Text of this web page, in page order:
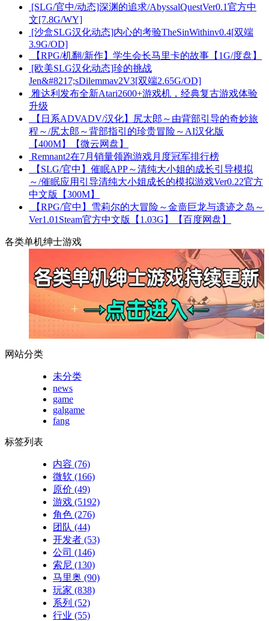
[SLG/官中/动态]深渊的追求/AbyssalQuestVer0.1官方中
文[7.8G/WY]
[沙盒SLG汉化动态]内心的考验TheSinWithinv0.4[双端
3.9G/OD]
【RPG/机翻/新作】学生会长马里卡的故事【1G/度盘】
[欧美SLG汉化动态]珍的挑战
Jen&#8217;sDilemmav2V3[双端2.65G/OD]
雅达利发布全新Atari2600+游戏机，经典复古游戏体验
升级
【日系ADVADV/汉化】尻太郎～由背部引导的奇妙旅
程～/尻太郎～背部指引的珍贵冒险～AI汉化版
【400M】【微云网盘】
Remnant2在7月销量领跑游戏月度冠军排行榜
【SLG/官中】催眠APP～清纯大小姐的成长引导模拟
～/催眠应用引导清纯大小姐成长的模拟游戏Ver0.22官方
中文版【300M】
【RPG/官中】雪莉尔的大冒险～金啬巨龙与遗迹之岛～
Ver1.01Steam官方中文版【1.03G】【百度网盘】
各类单机绅士游戏
网站分类
未分类
news
game
galgame
fang
标签列表
内容 (76)
微软 (166)
原价 (49)
游戏 (5192)
角色 (276)
团队 (44)
开发者 (53)
公司 (146)
索尼 (130)
马里奥 (90)
玩家 (838)
系列 (52)
行业 (55)